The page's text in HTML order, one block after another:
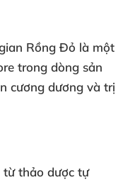
Rồng Đỏ là một
trong dòng sản
cương dương và trị
từ thảo dược tự